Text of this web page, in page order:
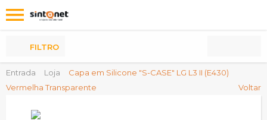
Entrada Loja
Capa em Silicone "S-CASE" LG L3 II (E430)
Vermelha Transparente
Voltar
FILTRO